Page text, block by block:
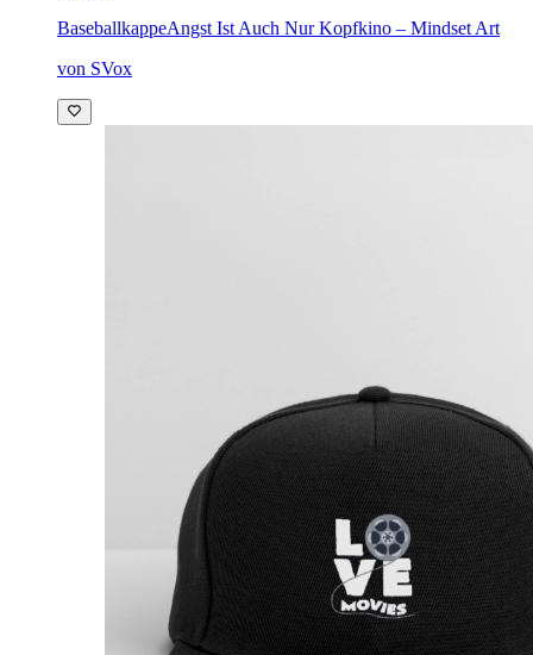
BaseballkappeAngst Ist Auch Nur Kopfkino – Mindset Art
von SVox